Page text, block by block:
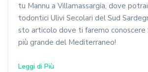
tu Mannu a Villamassargia, dove
todontici Ulivi Secolari del Sud
sto articolo dove ti faremo conoscere
più grande del Mediterraneo!
Leggi di Più